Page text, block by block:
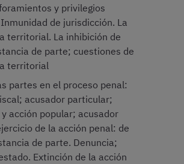
y privilegios
de jurisdicción. La
territorial. La inhibición de
de parte; cuestiones de
territorial
partes en el proceso penal:
acusador particular;
acción popular; acusador
de la acción penal: de
de parte. Denuncia;
Extinción de la acción